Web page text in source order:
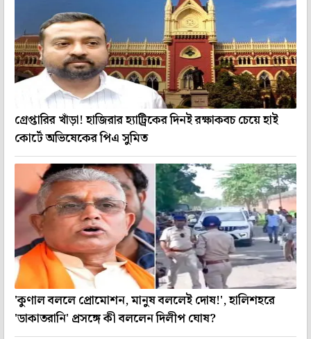
গ্রেপ্তারির খাঁড়া! হাজিরার হ্যাট্রিকের দিনই রক্ষাকবচ চেয়ে হাই
কোর্টে অভিষেকের পিএ সুমিত
'কুণাল বললে প্রোমোশন, মানুষ বললেই দোষ!', হালিশহরে
'ডাকাতরানি' প্রসঙ্গে কী বললেন দিলীপ ঘোষ?